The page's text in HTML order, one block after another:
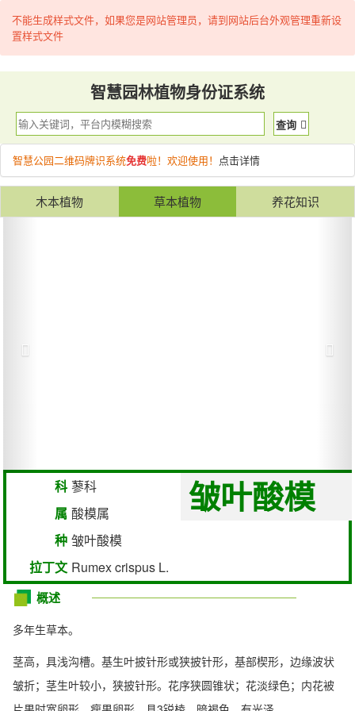
不能生成样式文件，如果您是网站管理员，请到网站后台外观管理重新设
置样式文件
智慧园林植物身份证系统
查询
智慧公园二维码牌识系统免费啦！欢迎使用！ 点击详情
木本植物 草本植物 养花知识
皱叶酸模
科 蓼科
属 酸模属
种 皱叶酸模
拉丁文 Rumex crispus L.
概述
多年生草本。
茎高，具浅沟槽。基生叶披针形或狭披针形，基部楔形，边缘波状
皱折；茎生叶较小，狭披针形。花序狭圆锥状；花淡绿色；内花被